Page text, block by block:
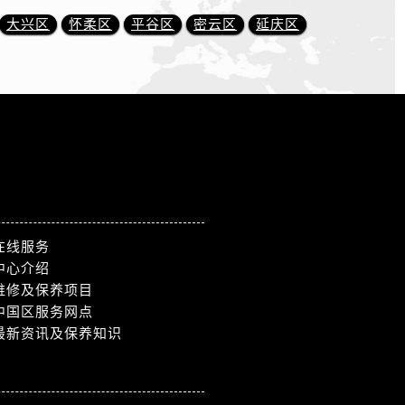
大兴区 怀柔区 平谷区 密云区 延庆区
线服务
心介绍
修及保养项目
国区服务网点
新资讯及保养知识